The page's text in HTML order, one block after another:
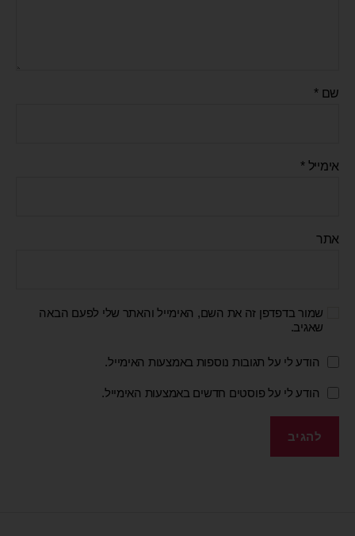
שם*
אימייל*
אתר
שמור בדפדפן זה את השם, האימייל והאתר שלי לפעם הבאה
שאגיב.
הודע לי על תגובות נוספות באמצעות האימייל.
הודע לי על פוסטים חדשים באמצעות האימייל.